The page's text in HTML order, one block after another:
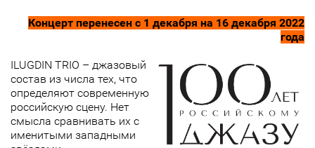
Концерт перенесен с 1 декабря на 16 декабря 2022
года
ILUGDIN TRIO – джазовый
состав из числа тех, что
определяют современную
российскую сцену. Нет
смысла сравнивать их с
именитыми западными